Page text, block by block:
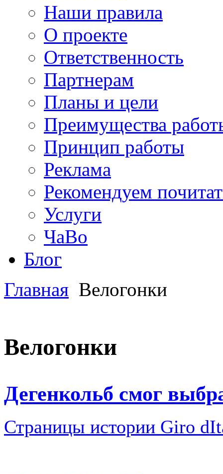
Наши правила
О проекте
Ответственность
Партнерам
Планы и цели
Преимущества
Принцип работы
Реклама
Рекомендуем
Услуги
ЧаВо
Блог
Главная Велогонки
Велогонки
Дегенкольб смог
Страницы истории Giro